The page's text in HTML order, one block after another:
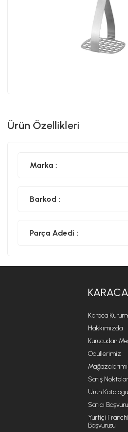
Ürün Özellikleri
Marka :
Barkod :
Parça Adedi :
KARACA
Karaca
Hakkımızda
Kurucudan
Ödüllerimiz
Satış
Ürün Katalogu
Satıcı
Yurtiçi
Başvurusu